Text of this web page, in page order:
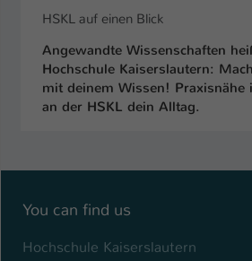
HSKL auf einen Blick
Angewandte Wissenschaften
Hochschule Kaiserslautern:
mit deinem Wissen!
an der HSKL dein Alltag.
You can find us
Hochschule Kaiserslautern
zu verwalten.